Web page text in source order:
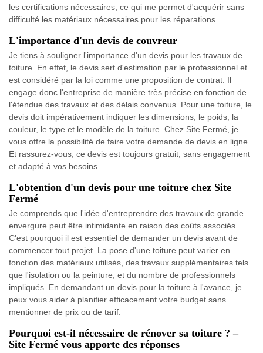
les certifications nécessaires, ce qui me permet d'acquérir sans
difficulté les matériaux nécessaires pour les réparations.
L'importance d'un devis de couvreur
Je tiens à souligner l'importance d'un devis pour les travaux de
toiture. En effet, le devis sert d'estimation par le professionnel et
est considéré par la loi comme une proposition de contrat. Il
engage donc l'entreprise de manière très précise en fonction de
l'étendue des travaux et des délais convenus. Pour une toiture, le
devis doit impérativement indiquer les dimensions, le poids, la
couleur, le type et le modèle de la toiture. Chez Site Fermé, je
vous offre la possibilité de faire votre demande de devis en ligne.
Et rassurez-vous, ce devis est toujours gratuit, sans engagement
et adapté à vos besoins.
L'obtention d'un devis pour une toiture chez Site
Fermé
Je comprends que l'idée d'entreprendre des travaux de grande
envergure peut être intimidante en raison des coûts associés.
C'est pourquoi il est essentiel de demander un devis avant de
commencer tout projet. La pose d'une toiture peut varier en
fonction des matériaux utilisés, des travaux supplémentaires tels
que l'isolation ou la peinture, et du nombre de professionnels
impliqués. En demandant un devis pour la toiture à l'avance, je
peux vous aider à planifier efficacement votre budget sans
mentionner de prix ou de tarif.
Pourquoi est-il nécessaire de rénover sa toiture ? –
Site Fermé vous apporte des réponses